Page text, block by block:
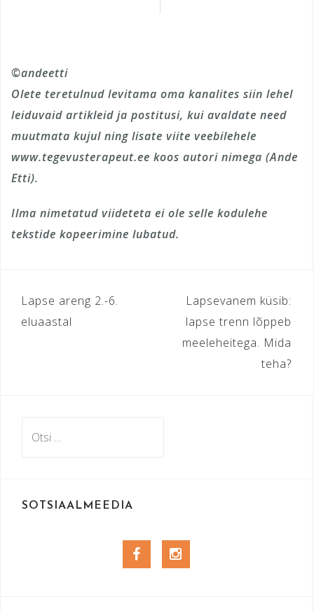
©andeetti
Olete teretulnud levitama oma kanalites siin lehel
leiduvaid artikleid ja postitusi, kui avaldate need
muutmata kujul ning lisate viite veebilehele
www.tegevusterapeut.ee koos autori nimega (Ande
Etti).
Ilma nimetatud viideteta ei ole selle kodulehe
tekstide kopeerimine lubatud.
Navigeerimine
Lapse areng 2.-6.
eluaastal
Lapsevanem küsib:
lapse trenn lõppeb
meeleheitega. Mida
teha?
SOTSIAALMEEDIA
Facebook